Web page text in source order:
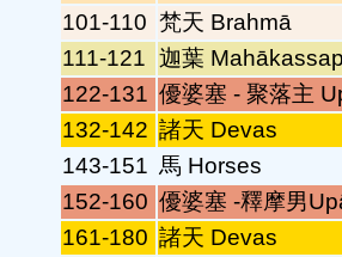
101-110 梵天 Brahmā
111-121 迦葉
122-131 優婆塞 - 聚落主
132-142 諸天 Devas
143-151 馬 Horses
152-160 優婆塞 -釋摩男
161-180 諸天 Devas